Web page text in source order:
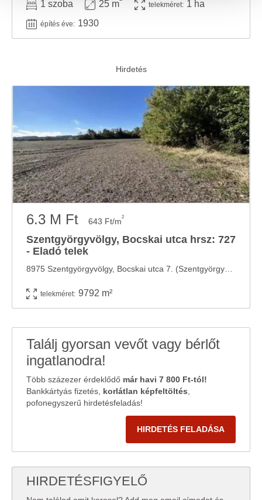
közösségi média-, hirdető- és elemező partnereinkkel
megosztjuk az Ön weboldalhasználatra vonatkozó
1 szoba 25 m telekméret: 1 ha
építés éve: 1930
6.3 M Ft 643 Ft/m2
Szentgyörgyvölgy, Bocskai utca hrsz: 727
- Eladó telek
telekméret: 9792 m²
Találj gyorsan vevőt vagy bérlőt
ingatlanodra!
Több százezer érdeklődő már havi 7 800 Ft-tól!
Bankkártyás fizetés, korlátlan képfeltöltés
pofonegyszerű hirdetésfeladás!
HIRDETÉS FELADÁSA
HIRDETÉSFIGYELŐ